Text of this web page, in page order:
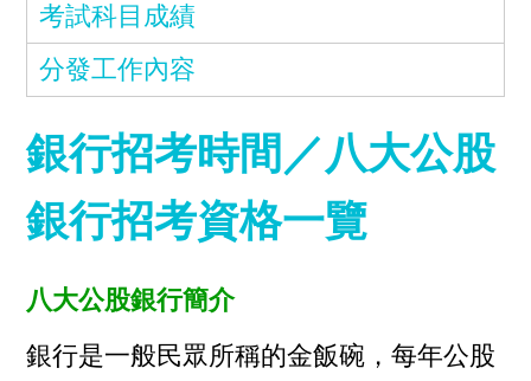
考試科目成績
分發工作內容
銀行招考時間／八大公股
銀行招考資格一覽
八大公股銀行簡介
銀行是一般民眾所稱的金飯碗，每年公股